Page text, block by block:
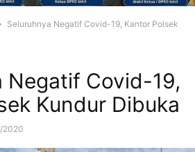
Seluruhnya Negatif Covid-19, Kantor Polsek
Negatif Covid-19,
Kundur Dibuka
2020